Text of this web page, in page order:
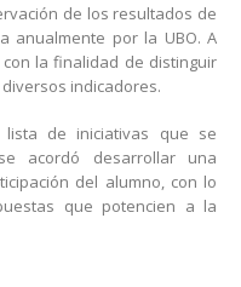
de los resultados de
anualmente por la UBO. A
la finalidad de distinguir
indicadores.
lista de iniciativas que se
acordó desarrollar una
del alumno, con lo
que potencien a la